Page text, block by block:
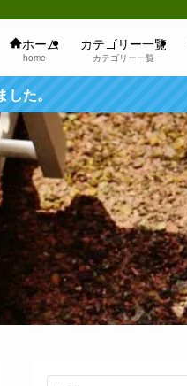
ホーム
home
カテゴリー一覧
カテゴリー一覧
た。